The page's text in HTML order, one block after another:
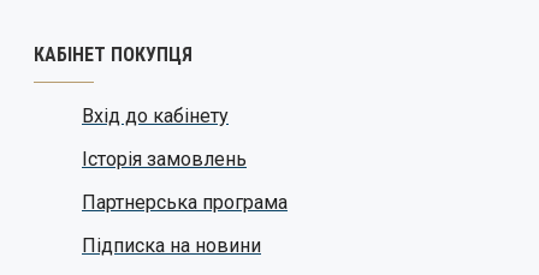
КАБІНЕТ ПОКУПЦЯ
Вхід до кабінету
Історія замовлень
Партнерська програма
Підписка на новини